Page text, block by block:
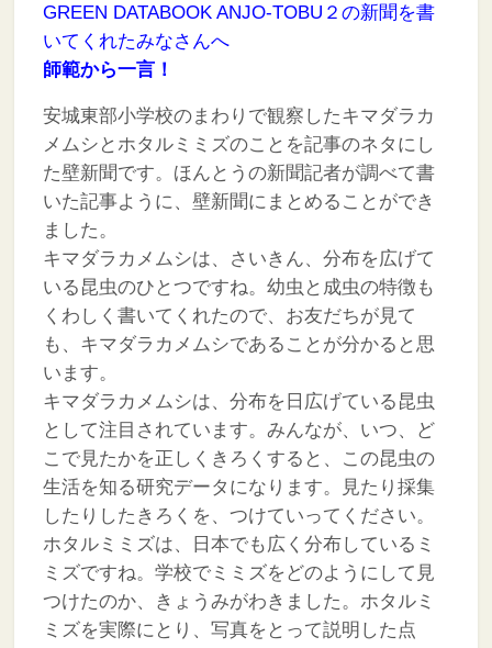
GREEN DATABOOK ANJO-TOBU２の新聞を書
いてくれたみなさんへ
師範から一言！
安城東部小学校のまわりで観察したキマダラカ
メムシとホタルミミズのことを記事のネタにし
た壁新聞です。ほんとうの新聞記者が調べて書
いた記事ように、壁新聞にまとめることができ
ました。
キマダラカメムシは、さいきん、分布を広げて
いる昆虫のひとつですね。幼虫と成虫の特徴も
くわしく書いてくれたので、お友だちが見て
も、キマダラカメムシであることが分かると思
います。
キマダラカメムシは、分布を日広げている昆虫
として注目されています。みんなが、いつ、ど
こで見たかを正しくきろくすると、この昆虫の
生活を知る研究データになります。見たり採集
したりしたきろくを、つけていってください。
ホタルミミズは、日本でも広く分布しているミ
ミズですね。学校でミミズをどのようにして見
つけたのか、きょうみがわきました。ホタルミ
ミズを実際にとり、写真をとって説明した点